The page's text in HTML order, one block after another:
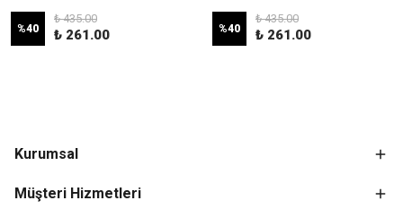
%40
₺ 435.00
₺ 261.00 %40
₺ 435.00
₺ 261.00
Kurumsal
Müşteri Hizmetleri